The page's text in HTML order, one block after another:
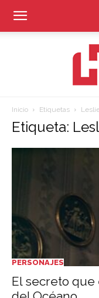
Inicio Etiquetas
Etiqueta:
PERSONAJES
El secreto